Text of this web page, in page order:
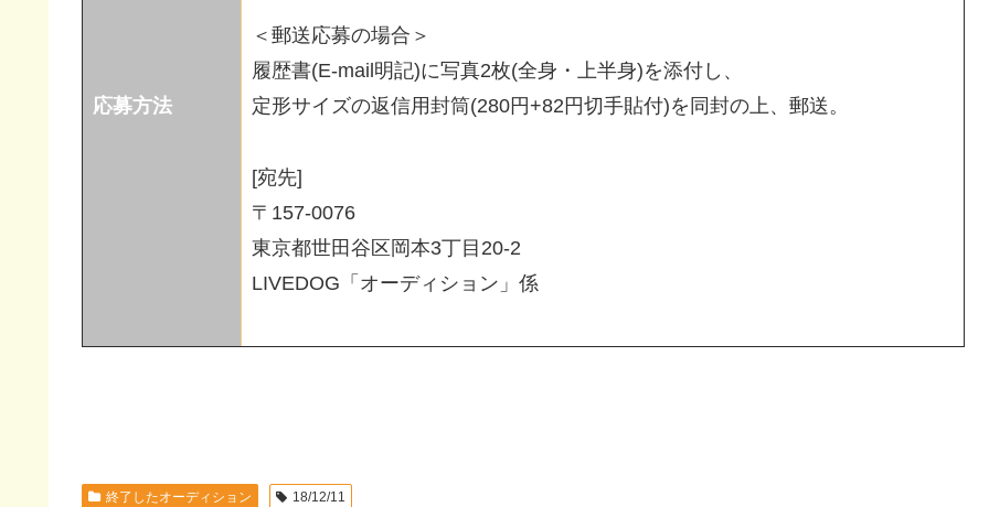
応募方法
＜郵送応募の場合＞
履歴書(E-mail明記)に写真2枚(全身・上半身)を添付し、
定形サイズの返信用封筒(280円+82円切手貼付)を同封の上、郵送。
[宛先]
〒157-0076
東京都世田谷区岡本3丁目20-2
LIVEDOG「オーディション」係
終了したオーディション 18/12/11